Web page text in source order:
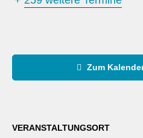
Zum
VERANSTALTUNGSORT